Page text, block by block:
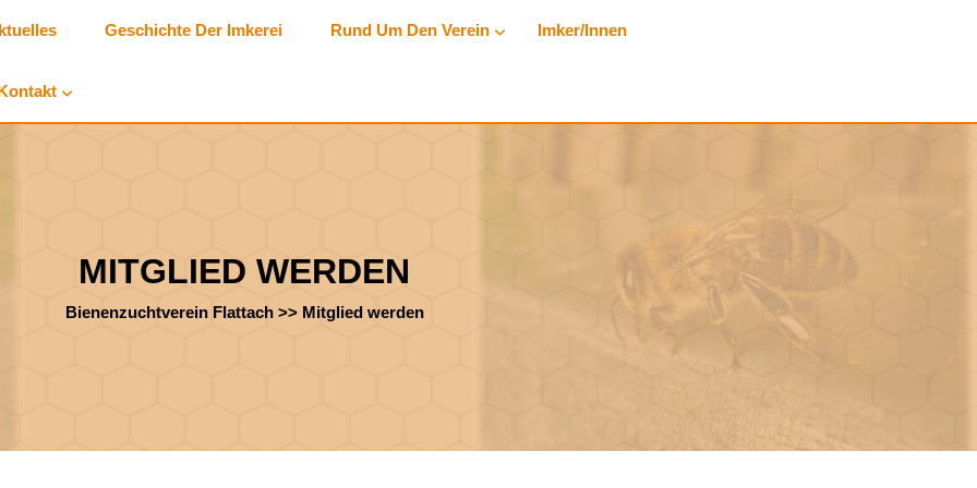
Geschichte Der Imkerei Rund Um Den Verein Imker/innen
MITGLIED WERDEN
Bienenzuchtverein Flattach>> Mitglied werden